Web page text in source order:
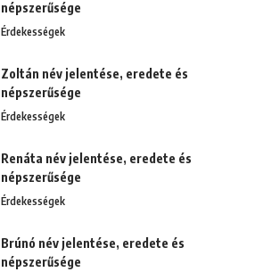
népszerűsége
Érdekességek
Zoltán név jelentése, eredete és
népszerűsége
Érdekességek
Renáta név jelentése, eredete és
népszerűsége
Érdekességek
Brúnó név jelentése, eredete és
népszerűsége